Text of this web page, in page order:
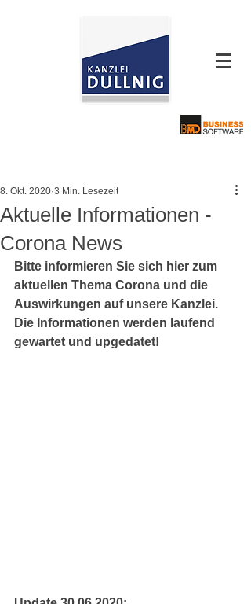
Aktuelle Informationen -
Corona News
8. Okt. 2020 3 Min. Lesezeit
Bitte informieren Sie sich hier zum
aktuellen Thema Corona und die
Auswirkungen auf unsere Kanzlei.
Die Informationen werden laufend
gewartet und upgedatet!